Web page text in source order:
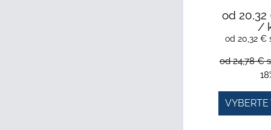
od
/
od 20,32 €
od 24,78 €